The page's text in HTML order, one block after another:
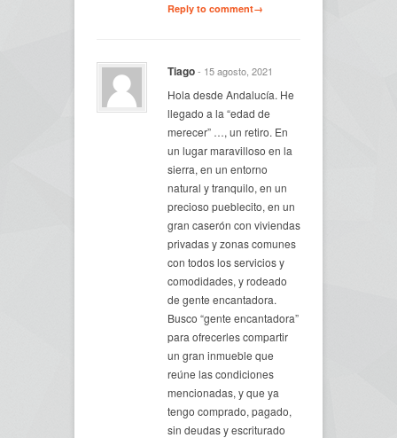
Reply to comment→
Tiago- 15 agosto, 2021
Hola desde Andalucía. He
llegado a la “edad de
merecer” …, un retiro. En
un lugar maravilloso en la
sierra, en un entorno
natural y tranquilo, en un
precioso pueblecito, en un
gran caserón con viviendas
privadas y zonas comunes
con todos los servicios y
comodidades, y rodeado
de gente encantadora.
Busco “gente encantadora”
para ofrecerles compartir
un gran inmueble que
reúne las condiciones
mencionadas, y que ya
tengo comprado, pagado,
sin deudas y escriturado